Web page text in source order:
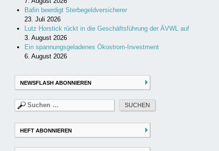
Bafin beerdigt Sterbegeldversicherer
23. Juli 2026
Lutz Horstick rückt in die Geschäftsführung der ÄVWL auf
3. August 2026
Ein spannungsgeladenes Ökostrom-Investment
6. August 2026
NEWSFLASH ABONNIEREN
Suchen
nach:
HEFT ABONNIEREN